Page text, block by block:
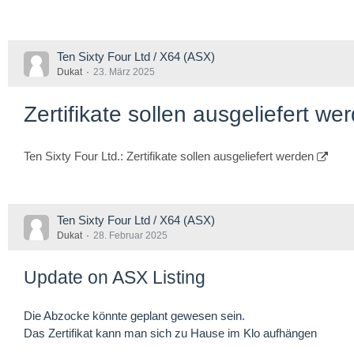
Ten Sixty Four Ltd / X64 (ASX)
Dukat 23. März 2025
Zertifikate sollen ausgeliefert
Ten Sixty Four Ltd.: Zertifikate sollen ausgeliefert werden
Ten Sixty Four Ltd / X64 (ASX)
Dukat 28. Februar 2025
Update on ASX Listing
Die Abzocke könnte geplant gewesen sein.
Das Zertifikat kann man sich zu Hause im Klo aufhängen